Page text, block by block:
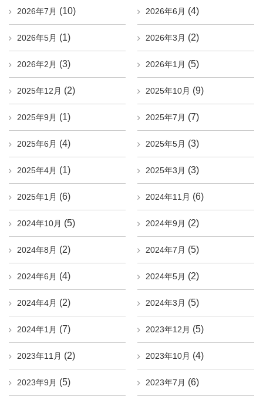
2026年7月 (10) 2026年6月 (4)
2026年5月 (1) 2026年3月 (2)
2026年2月 (3) 2026年1月 (5)
2025年12月 (2) 2025年10月 (9)
2025年9月 (1) 2025年7月 (7)
2025年6月 (4) 2025年5月 (3)
2025年4月 (1) 2025年3月 (3)
2025年1月 (6) 2024年11月 (6)
2024年10月 (5) 2024年9月 (2)
2024年8月 (2) 2024年7月 (5)
2024年6月 (4) 2024年5月 (2)
2024年4月 (2) 2024年3月 (5)
2024年1月 (7) 2023年12月 (5)
2023年11月 (2) 2023年10月 (4)
2023年9月 (5) 2023年7月 (6)